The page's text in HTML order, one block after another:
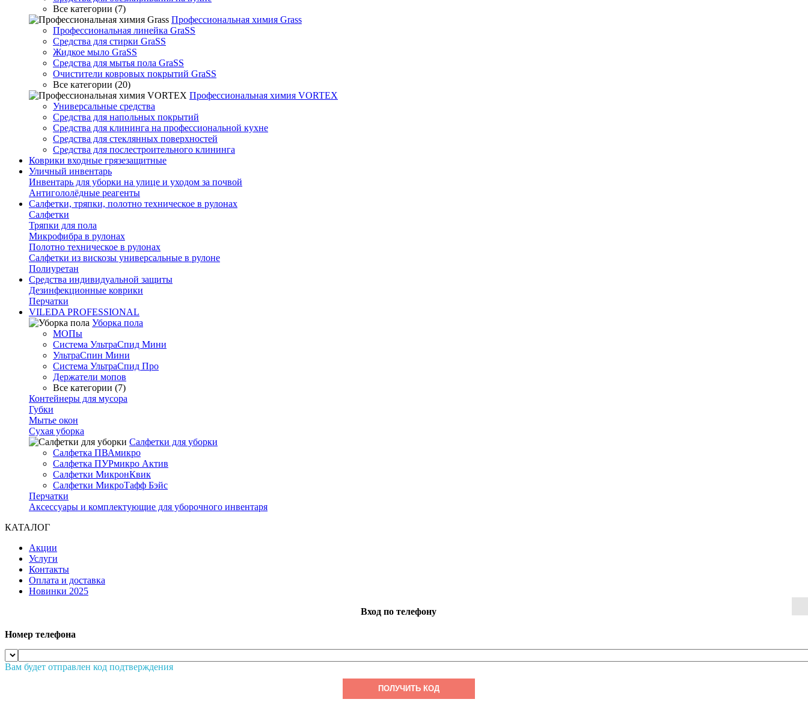
Все категории (7)
Профессиональная химия Grass
Профессиональная линейка GraSS
Средства для стирки GraSS
Жидкое мыло GraSS
Средства для мытья пола GraSS
Очистители ковровых покрытий GraSS
Все категории (20)
Профессиональная химия VORTEX
Универсальные средства
Средства для напольных покрытий
Средства для клининга на профессиональной кухне
Средства для стеклянных поверхностей
Средства для послестроительного клининга
Коврики входные грязезащитные
Уличный инвентарь
Инвентарь для уборки на улице и уходом за почвой
Антигололёдные реагенты
Салфетки, тряпки, полотно техническое в рулонах
Салфетки
Тряпки для пола
Микрофибра в рулонах
Полотно техническое в рулонах
Салфетки из вискозы универсальные в рулоне
Полиуретан
Средства индивидуальной защиты
Дезинфекционные коврики
Перчатки
VILEDA PROFESSIONAL
Уборка пола
МОПы
Система УльтраСпид Мини
УльтраСпин Мини
Система УльтраСпид Про
Держатели мопов
Все категории (7)
Контейнеры для мусора
Губки
Мытье окон
Сухая уборка
Салфетки для уборки
Салфетка ПВАмикро
Салфетка ПУРмикро Актив
Салфетки МикронКвик
Салфетки МикроТафф Бэйс
Перчатки
Аксессуары и комплектующие для уборочного инвентаря
КАТАЛОГ
Акции
Услуги
Контакты
Оплата и доставка
Новинки 2025
Вход по телефону
Номер телефона
Вам будет отправлен код подтверждения
ПОЛУЧИТЬ КОД